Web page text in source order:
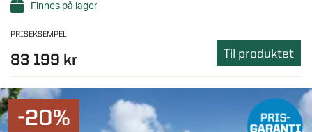
Finnes på lager
PRISEKSEMPEL
83 199 kr Til produktet
-20%